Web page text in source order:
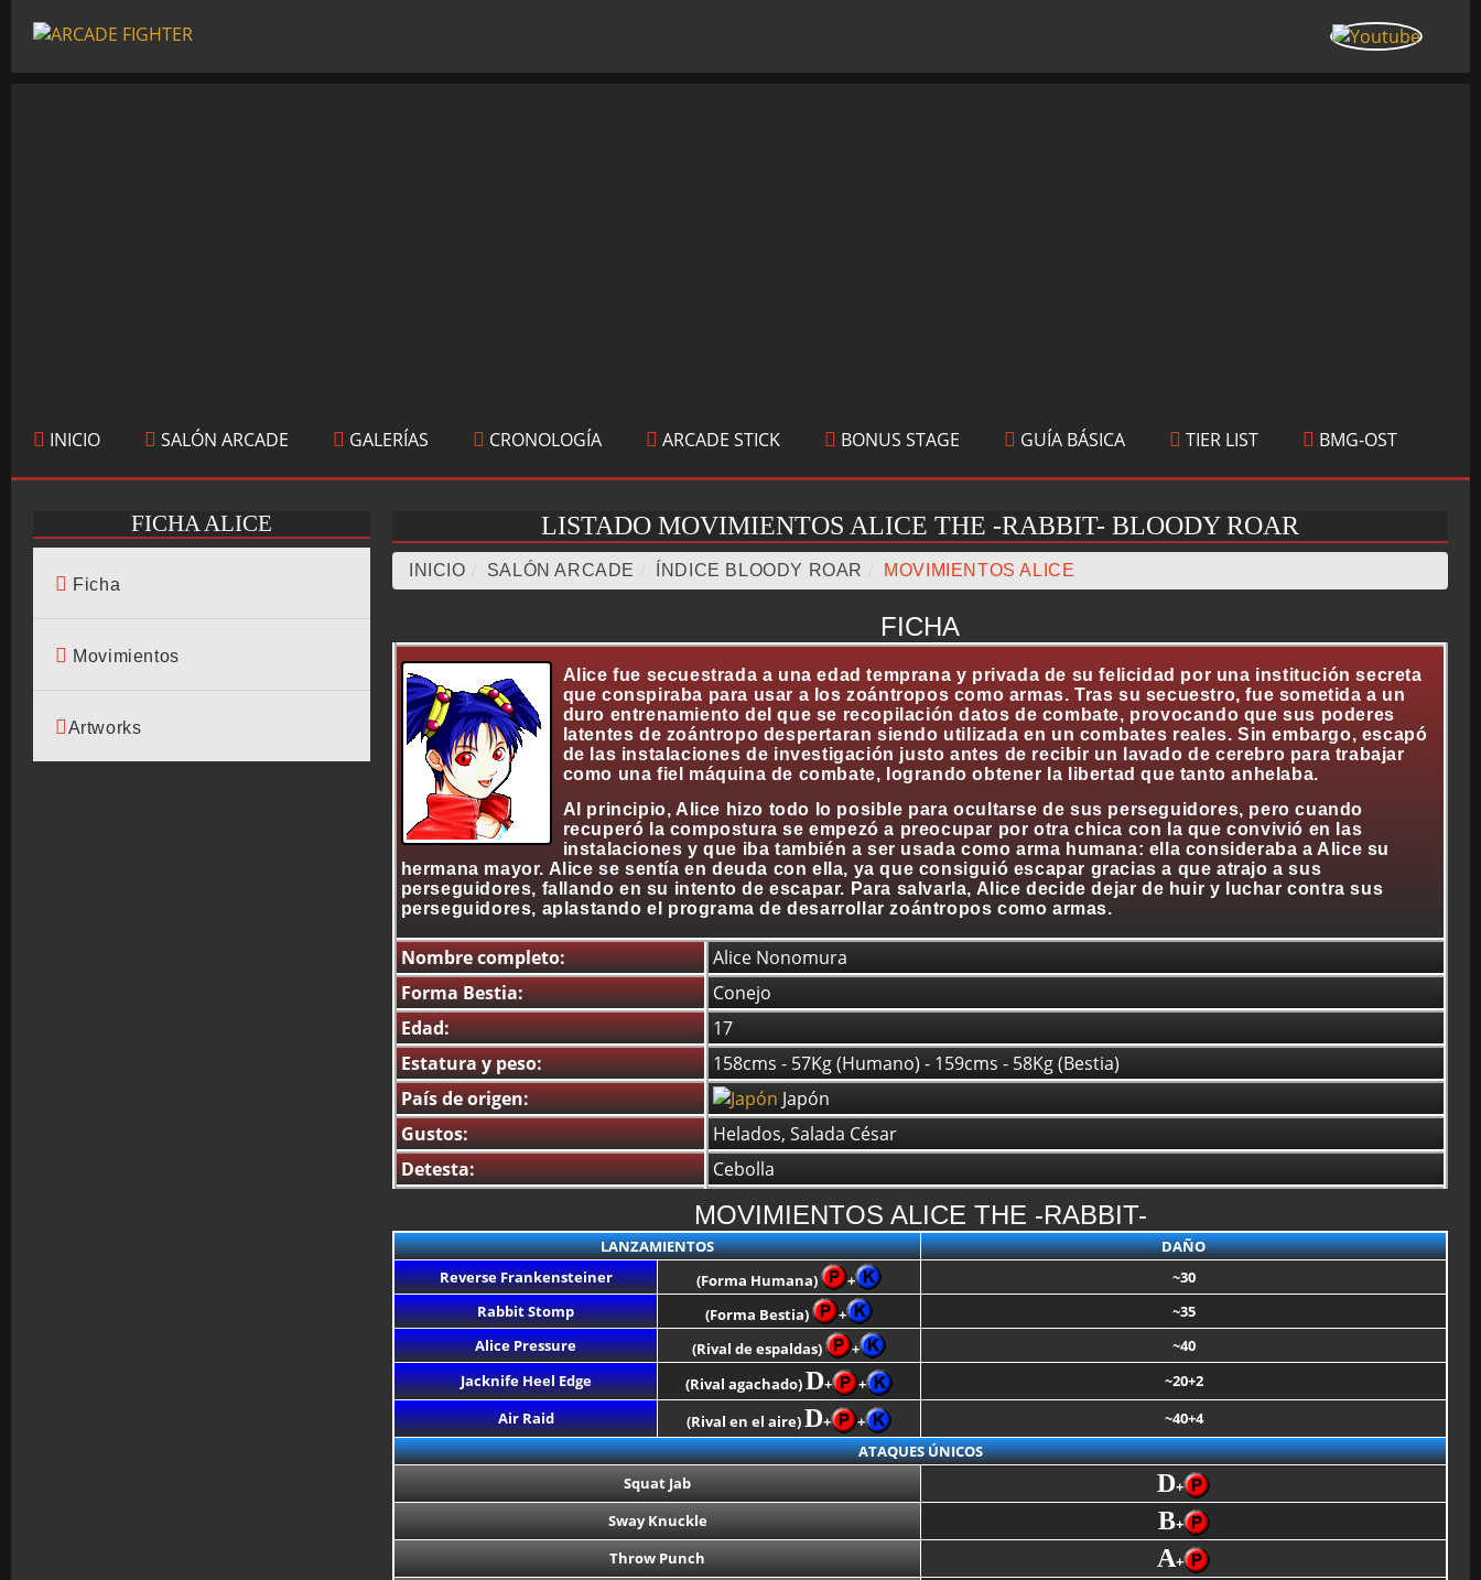
INICIO SALÓN ARCADE GALERÍAS CRONOLOGÍA ARCADE STICK BONUS STAGE GUÍA BÁSICA TIER LIST BMG-OST
FICHA ALICE
Ficha
Movimientos
Artworks
LISTADO MOVIMIENTOS ALICE THE -RABBIT- BLOODY ROAR
INICIO SALÓN ARCADE ÍNDICE BLOODY ROAR MOVIMIENTOS ALICE
FICHA
Alice fue secuestrada a una edad temprana y privada de su felicidad por una institución secreta
que conspiraba para usar a los zoántropos como armas. Tras su secuestro, fue sometida a un
duro entrenamiento del que se recopilación datos de combate, provocando que sus poderes
latentes de zoántropo despertaran siendo utilizada en un combates reales. Sin embargo, escapó
de las instalaciones de investigación justo antes de recibir un lavado de cerebro para trabajar
como una fiel máquina de combate, logrando obtener la libertad que tanto anhelaba.
Al principio, Alice hizo todo lo posible para ocultarse de sus perseguidores, pero cuando
recuperó la compostura se empezó a preocupar por otra chica con la que convivió en las
instalaciones y que iba también a ser usada como arma humana: ella consideraba a Alice su
hermana mayor. Alice se sentía en deuda con ella, ya que consiguió escapar gracias a que atrajo a sus
perseguidores, fallando en su intento de escapar. Para salvarla, Alice decide dejar de huir y luchar contra sus
perseguidores, aplastando el programa de desarrollar zoántropos como armas.
Nombre completo:
Alice Nonomura
Forma Bestia:
Conejo
Edad:
17
Estatura y peso:
158cms - 57Kg (Humano) - 159cms - 58Kg (Bestia)
País de origen:
Japón
Gustos:
Helados, Salada César
Detesta:
Cebolla
MOVIMIENTOS ALICE THE -RABBIT-
LANZAMIENTOS
DAÑO
Reverse Frankensteiner
(Forma Humana) +
~30
Rabbit Stomp
(Forma Bestia) +
~35
Alice Pressure
(Rival de espaldas) +
~40
Jacknife Heel Edge
(Rival agachado)D+ +
~20+2
Air Raid
(Rival en el aire)D+ +
~40+4
ATAQUES ÚNICOS
Squat Jab
D+
Sway Knuckle
B+
Throw Punch
A+